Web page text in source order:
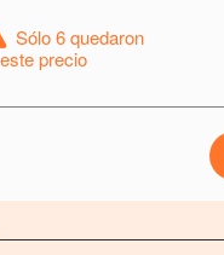
Sólo 6 quedaron
precio